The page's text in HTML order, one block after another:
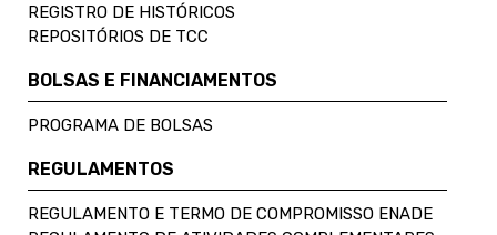
REGISTRO DE HISTÓRICOS
REPOSITÓRIOS DE TCC
BOLSAS E FINANCIAMENTOS
PROGRAMA DE BOLSAS
REGULAMENTOS
REGULAMENTO E TERMO DE COMPROMISSO ENADE